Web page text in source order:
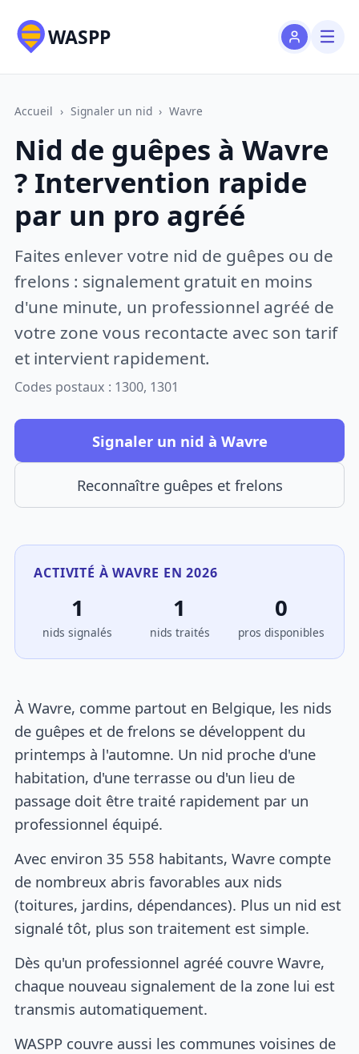
WASPP
Accueil › Signaler un nid › Wavre
Nid de guêpes à Wavre
? Intervention rapide
par un pro agréé
Faites enlever votre nid de guêpes ou de
frelons : signalement gratuit en moins
d'une minute, un professionnel agréé de
votre zone vous recontacte avec son tarif
et intervient rapidement.
Codes postaux : 1300, 1301
Signaler un nid à Wavre
Reconnaître guêpes et frelons
ACTIVITÉ À WAVRE EN 2026
1
nids signalés
1
nids traités
0
pros disponibles
À Wavre, comme partout en Belgique, les nids
de guêpes et de frelons se développent du
printemps à l'automne. Un nid proche d'une
habitation, d'une terrasse ou d'un lieu de
passage doit être traité rapidement par un
professionnel équipé.
Avec environ 35 558 habitants, Wavre compte
de nombreux abris favorables aux nids
(toitures, jardins, dépendances). Plus un nid est
signalé tôt, plus son traitement est simple.
Dès qu'un professionnel agréé couvre Wavre,
chaque nouveau signalement de la zone lui est
transmis automatiquement.
WASPP couvre aussi les communes voisines de